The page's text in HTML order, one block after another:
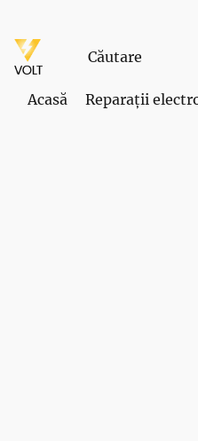
Acasă Reparații